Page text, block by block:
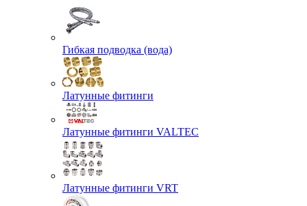
Гибкая подводка (вода)
Латунные фитинги
Латунные фитинги VALTEC
Латунные фитинги VRT